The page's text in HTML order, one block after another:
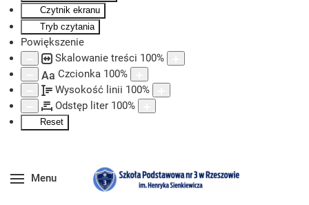
Czytnik ekranu
Tryb czytania
Powiększenie
Skalowanie treści 100%
Aa Czcionka 100%
Wysokość linii 100%
Odstęp liter 100%
Reset
Menu